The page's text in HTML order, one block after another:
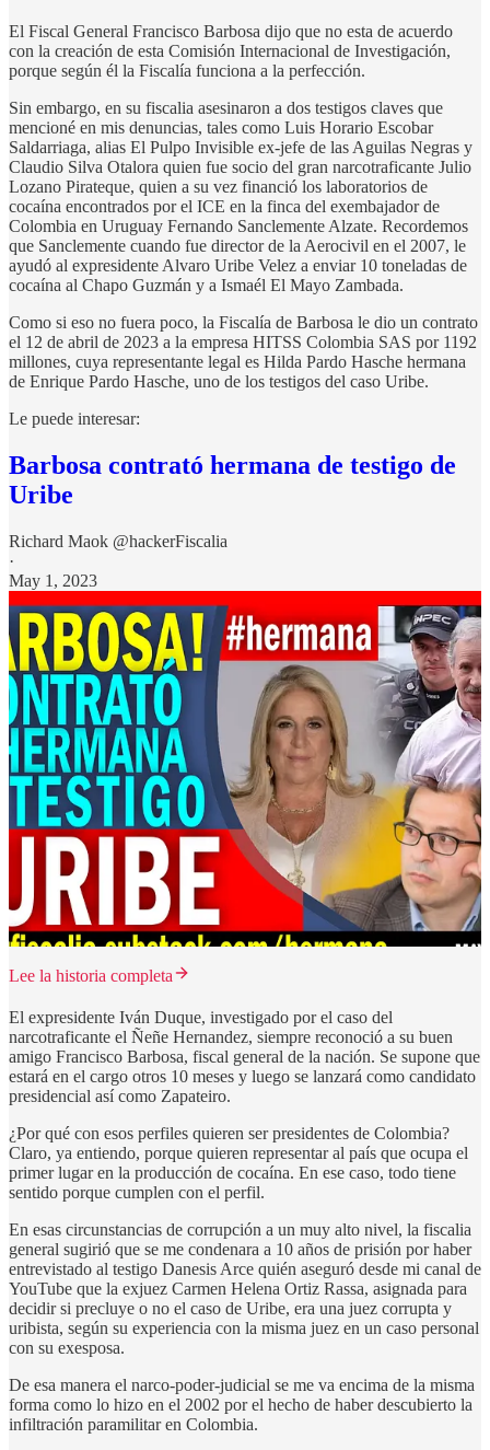
El Fiscal General Francisco Barbosa dijo que no esta de acuerdo
con la creación de esta Comisión Internacional de Investigación,
porque según él la Fiscalía funciona a la perfección.
Sin embargo, en su fiscalia asesinaron a dos testigos claves que
mencioné en mis denuncias, tales como Luis Horario Escobar
Saldarriaga, alias El Pulpo Invisible ex-jefe de las Aguilas Negras y
Claudio Silva Otalora quien fue socio del gran narcotraficante Julio
Lozano Pirateque, quien a su vez financió los laboratorios de
cocaína encontrados por el ICE en la finca del exembajador de
Colombia en Uruguay Fernando Sanclemente Alzate. Recordemos
que Sanclemente cuando fue director de la Aerocivil en el 2007, le
ayudó al expresidente Alvaro Uribe Velez a enviar 10 toneladas de
cocaína al Chapo Guzmán y a Ismaél El Mayo Zambada.
Como si eso no fuera poco, la Fiscalía de Barbosa le dio un contrato
el 12 de abril de 2023 a la empresa HITSS Colombia SAS por 1192
millones, cuya representante legal es Hilda Pardo Hasche hermana
de Enrique Pardo Hasche, uno de los testigos del caso Uribe.
Le puede interesar:
Barbosa contrató hermana de testigo de
Uribe
Richard Maok @hackerFiscalia
·
May 1, 2023
Lee la historia completa
El expresidente Iván Duque, investigado por el caso del
narcotraficante el Ñeñe Hernandez, siempre reconoció a su buen
amigo Francisco Barbosa, fiscal general de la nación. Se supone que
estará en el cargo otros 10 meses y luego se lanzará como candidato
presidencial así como Zapateiro.
¿Por qué con esos perfiles quieren ser presidentes de Colombia?
Claro, ya entiendo, porque quieren representar al país que ocupa el
primer lugar en la producción de cocaína. En ese caso, todo tiene
sentido porque cumplen con el perfil.
En esas circunstancias de corrupción a un muy alto nivel, la fiscalia
general sugirió que se me condenara a 10 años de prisión por haber
entrevistado al testigo Danesis Arce quién aseguró desde mi canal de
YouTube que la exjuez Carmen Helena Ortiz Rassa, asignada para
decidir si precluye o no el caso de Uribe, era una juez corrupta y
uribista, según su experiencia con la misma juez en un caso personal
con su exesposa.
De esa manera el narco-poder-judicial se me va encima de la misma
forma como lo hizo en el 2002 por el hecho de haber descubierto la
infiltración paramilitar en Colombia.